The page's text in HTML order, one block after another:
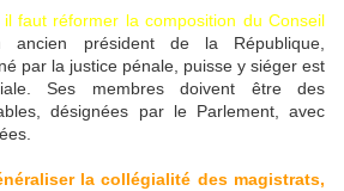
faut réformer la composition du Conseil
ancien président de la République,
par la justice pénale, puisse y siéger est
Ses membres doivent être des
désignées par le Parlement, avec
la collégialité des magistrats,